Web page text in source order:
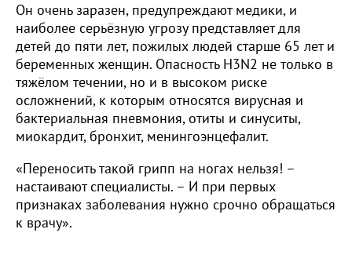
Он очень заразен, предупреждают медики, и
наиболее серьёзную угрозу представляет для
детей до пяти лет, пожилых людей старше 65 лет и
беременных женщин. Опасность H3N2 не только в
тяжёлом течении, но и в высоком риске
осложнений, к которым относятся вирусная и
бактериальная пневмония, отиты и синуситы,
миокардит, бронхит, менингоэнцефалит.
«Переносить такой грипп на ногах нельзя! –
настаивают специалисты. – И при первых
признаках заболевания нужно срочно обращаться
к врачу».